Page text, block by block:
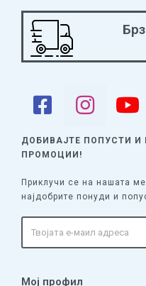
ДОБИВАЈТЕ ПОПУСТИ И
ПРОМОЦИИ!
Приклучи се на нашата
најдобрите понуди и
Мој профил